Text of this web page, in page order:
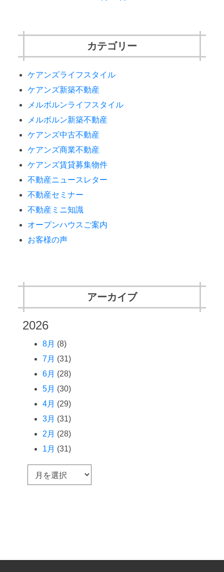
カテゴリー
ケアンズライフスタイル
ケアンズ新築不動産
メルボルンライフスタイル
メルボルン新築不動産
ケアンズ中古不動産
ケアンズ商業不動産
ケアンズ賃貸募集物件
不動産ニュースレター
不動産セミナー
不動産ミニ知識
オープンハウスご案内
お客様の声
アーカイブ
2026
8月 (8)
7月 (31)
6月 (28)
5月 (30)
4月 (29)
3月 (31)
2月 (28)
1月 (31)
ー